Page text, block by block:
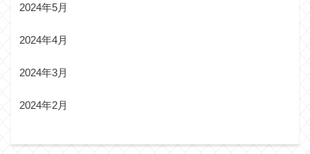
2024年5月
2024年4月
2024年3月
2024年2月